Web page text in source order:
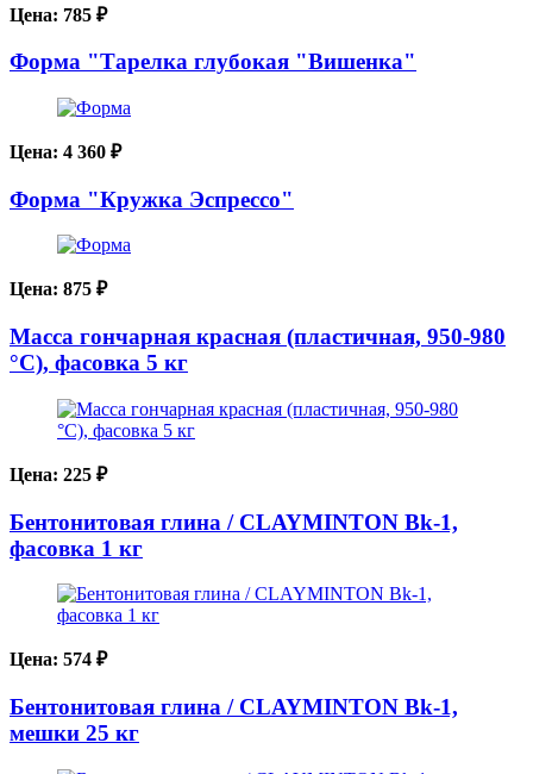
Цена: 785 ₽
Форма "Тарелка глубокая "Вишенка"
Цена: 4 360 ₽
Форма "Кружка Эспрессо"
Цена: 875 ₽
Масса гончарная красная (пластичная, 950-980
°С), фасовка 5 кг
Цена: 225 ₽
Бентонитовая глина / CLAYMINTON Bk-1,
фасовка 1 кг
Цена: 574 ₽
Бентонитовая глина / CLAYMINTON Bk-1,
мешки 25 кг